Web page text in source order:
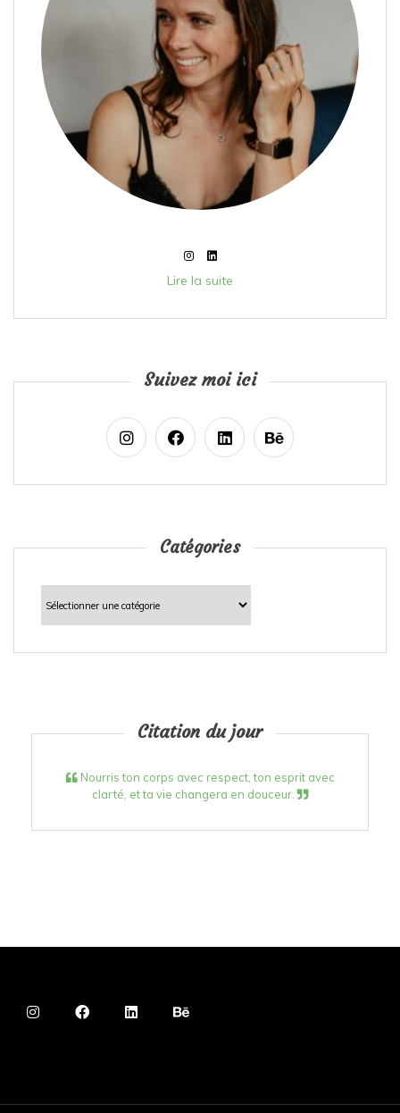
Lire la suite
Suivez moi ici
Catégories
Catégories
Citation du jour
Nourris ton corps avec respect, ton esprit avec
clarté, et ta vie changera en douceur.